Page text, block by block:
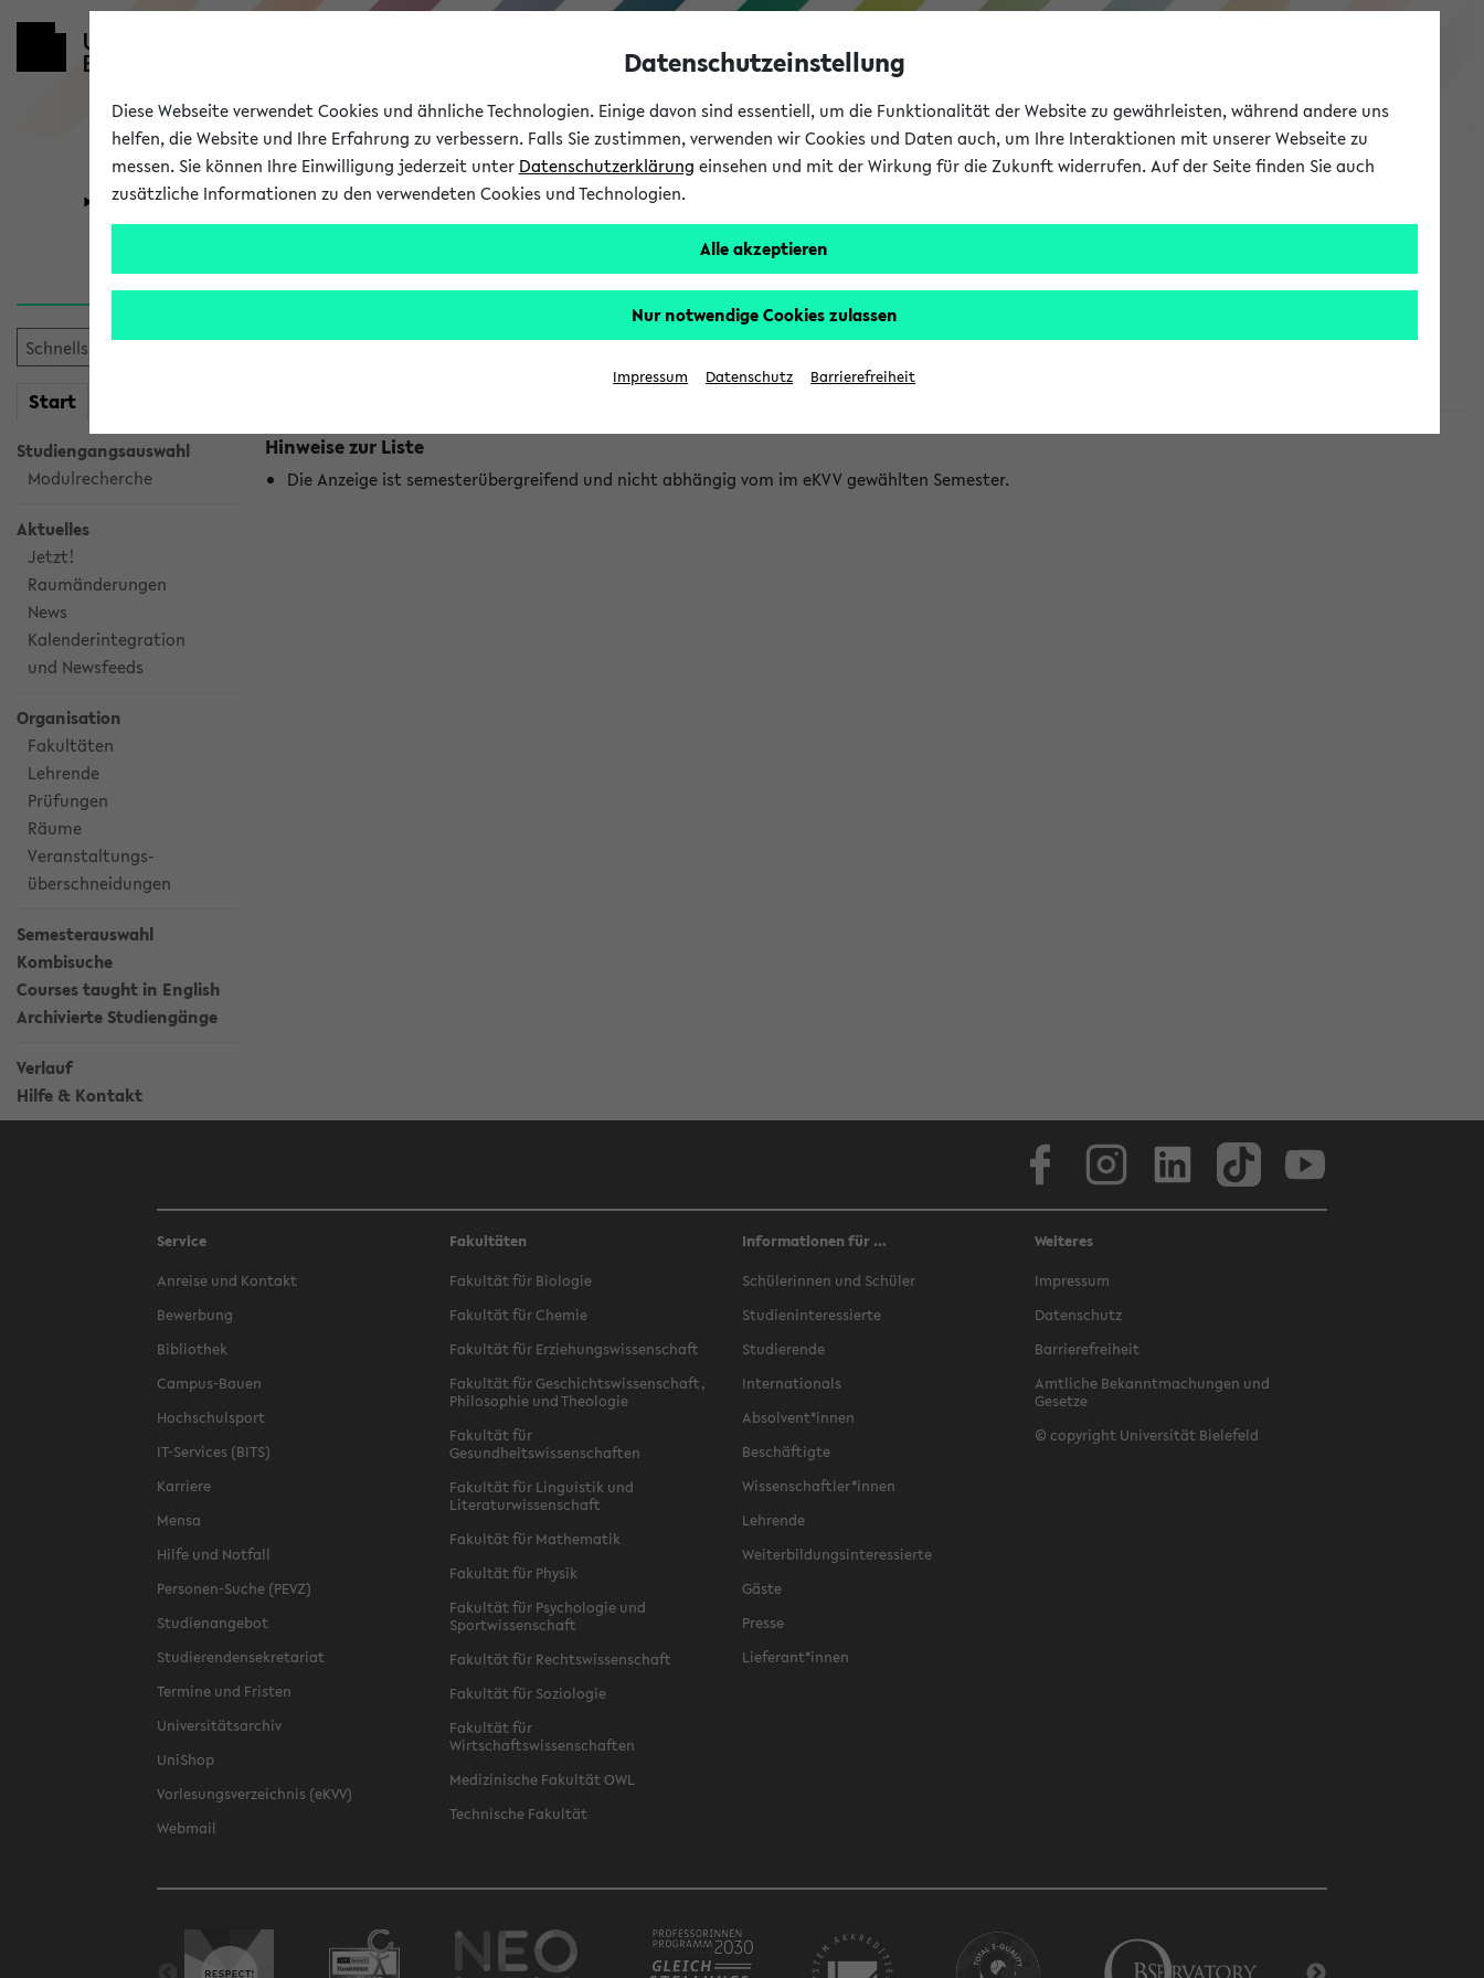
eKVV
Universität Forschung Studium
Start
Studiengangsauswahl
Modulrecherche
Aktuelles
Jetzt!
Raumänderungen
News
Kalenderintegration
und Newsfeeds
Organisation
Fakultäten
Lehrende
Prüfungen
Räume
Veranstaltungs-
überschneidungen
Semesterauswahl
Kombisuche
Courses taught in English
Archivierte Studiengänge
Verlauf
Hilfe & Kontakt
Jetzt und in Kürze stattfindende Veranstaltungen
Hinweise zur Liste
Die Anzeige ist semesterübergreifend und nicht abhängig vom im eKVV gewählten Semester.
Service
Anreise und Kontakt
Bewerbung
Bibliothek
Campus-Bauen
Hochschulsport
IT-Services (BITS)
Karriere
Mensa
Hilfe und Notfall
Personen-Suche (PEVZ)
Studienangebot
Studierendensekretariat
Termine und Fristen
Universitätsarchiv
UniShop
Vorlesungsverzeichnis (eKVV)
Webmail
Fakultäten
Fakultät für Biologie
Fakultät für Chemie
Fakultät für Erziehungswissenschaft
Fakultät für Geschichtswissenschaft,
Philosophie und Theologie
Fakultät für
Gesundheitswissenschaften
Fakultät für Linguistik und
Literaturwissenschaft
Fakultät für Mathematik
Fakultät für Physik
Fakultät für Psychologie und
Sportwissenschaft
Fakultät für Rechtswissenschaft
Fakultät für Soziologie
Fakultät für
Wirtschaftswissenschaften
Medizinische Fakultät OWL
Technische Fakultät
Informationen für ...
Schülerinnen und Schüler
Studieninteressierte
Studierende
Internationals
Absolvent*innen
Beschäftigte
Wissenschaftler*innen
Lehrende
Weiterbildungsinteressierte
Gäste
Presse
Lieferant*innen
Weiteres
Impressum
Datenschutz
Barrierefreiheit
Amtliche Bekanntmachungen und
Gesetze
© copyright Universität Bielefeld
Datenschutzeinstellung
Diese Webseite verwendet Cookies und ähnliche Technologien. Einige davon sind essentiell, um die Funktionalität der Website zu gewährleisten, während andere uns
helfen, die Website und Ihre Erfahrung zu verbessern. Falls Sie zustimmen, verwenden wir Cookies und Daten auch, um Ihre Interaktionen mit unserer Webseite zu
messen. Sie können Ihre Einwilligung jederzeit unter Datenschutzerklärung einsehen und mit der Wirkung für die Zukunft widerrufen. Auf der Seite finden Sie auch
zusätzliche Informationen zu den verwendeten Cookies und Technologien.
Alle akzeptieren
Nur notwendige Cookies zulassen
Impressum Datenschutz Barrierefreiheit